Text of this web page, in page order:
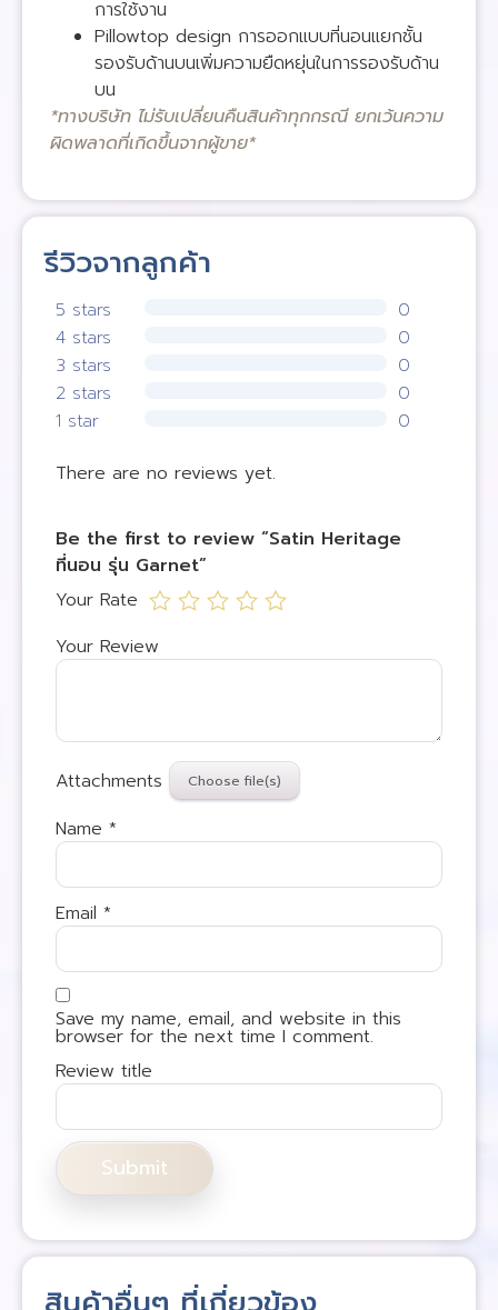
การใช้งาน
Pillowtop design การออกแบบที่นอนแยกชั้น
รองรับด้านบนเพิ่มความยืดหยุ่นในการรองรับด้าน
บน
*ทางบริษัท ไม่รับเปลี่ยนคืนสินค้าทุกกรณี ยกเว้นความ
ผิดพลาดที่เกิดขึ้นจากผู้ขาย*
รีวิวจากลูกค้า
5 stars
0
4 stars
0
3 stars
0
2 stars
0
1 star
0
There are no reviews yet.
Be the first to review “Satin Heritage
ที่นอน รุ่น Garnet”
Your Rate
Your Review
Attachments
Name *
Email *
Save my name, email, and website in this
browser for the next time I comment.
Review title